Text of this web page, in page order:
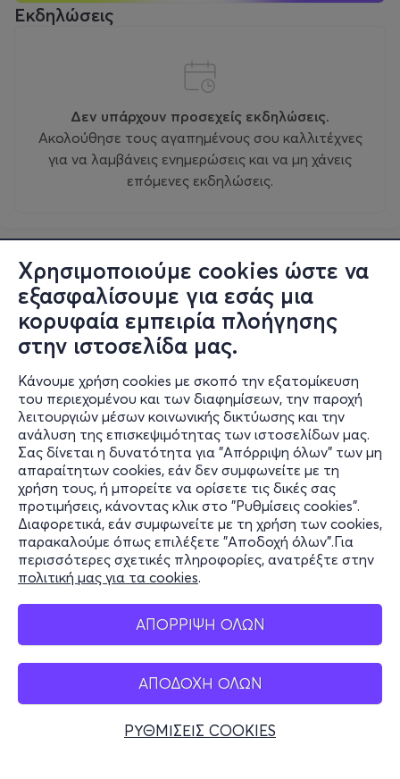
Χρησιμοποιούμε cookies ώστε να
εξασφαλίσουμε για εσάς μια
κορυφαία εμπειρία πλοήγησης
στην ιστοσελίδα μας.
Κάνουμε χρήση cookies με σκοπό την εξατομίκευση
του περιεχομένου και των διαφημίσεων, την παροχή
λειτουργιών μέσων κοινωνικής δικτύωσης και την
ανάλυση της επισκεψιμότητας των ιστοσελίδων μας.
Σας δίνεται η δυνατότητα για "Απόρριψη όλων" των μη
απαραίτητων cookies, εάν δεν συμφωνείτε με τη
χρήση τους, ή μπορείτε να ορίσετε τις δικές σας
προτιμήσεις, κάνοντας κλικ στο "Ρυθμίσεις cookies".
Διαφορετικά, εάν συμφωνείτε με τη χρήση των cookies,
παρακαλούμε όπως επιλέξετε "Αποδοχή όλων".Για
περισσότερες σχετικές πληροφορίες, ανατρέξτε στην
πολιτική μας για τα cookies.
ΑΠΟΡΡΙΨΗ ΟΛΩΝ
ΑΠΟΔΟΧΗ ΟΛΩΝ
ΡΥΘΜΙΣΕΙΣ COOKIES
Εκδηλώσεις
Δεν υπάρχουν προσεχείς εκδηλώσεις.
Ακολούθησε τους αγαπημένους σου καλλιτέχνες
για να λαμβάνεις ενημερώσεις και να μη χάνεις
επόμενες εκδηλώσεις.
Πληροφορίες
Υποστήριξη
Stay Connected
Mobile app